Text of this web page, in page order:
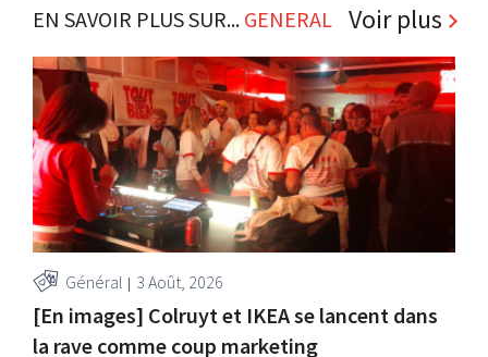
EN SAVOIR PLUS SUR... GENERAL Voir plus
Général 3 Août, 2026
[En images] Colruyt et IKEA se lancent dans
la rave comme coup marketing